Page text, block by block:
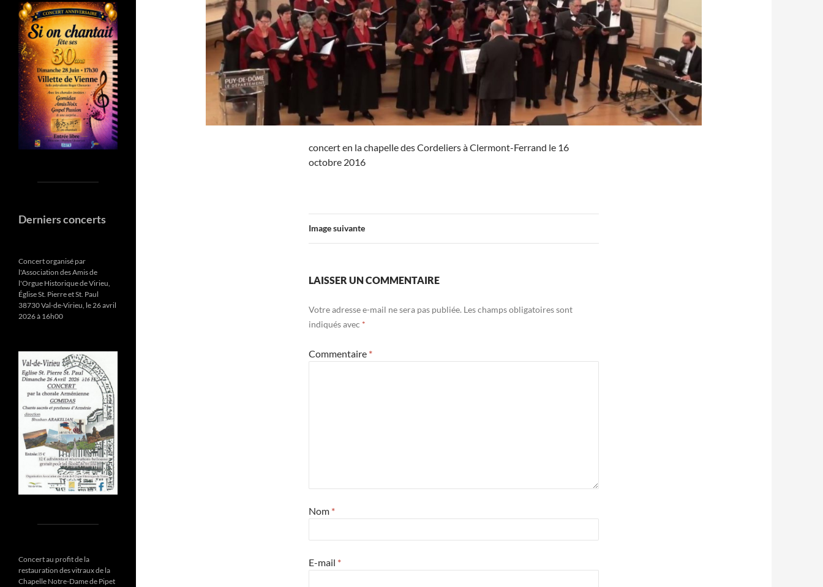
concert en la chapelle des Cordeliers à Clermont-Ferrand le 16
octobre 2016
Image suivante
LAISSER UN COMMENTAIRE
Votre adresse e-mail ne sera pas publiée. Les champs obligatoires sont
indiqués avec *
Commentaire *
Nom *
E-mail *
Derniers concerts
Concert organisé par
l'Association des Amis de
l'Orgue Historique de Virieu,
Église St. Pierre et St. Paul
38730 Val-de-Virieu, le 26 avril
2026 à 16h00
Concert au profit de la
restauration des vitraux de la
Chapelle Notre-Dame de Pipet